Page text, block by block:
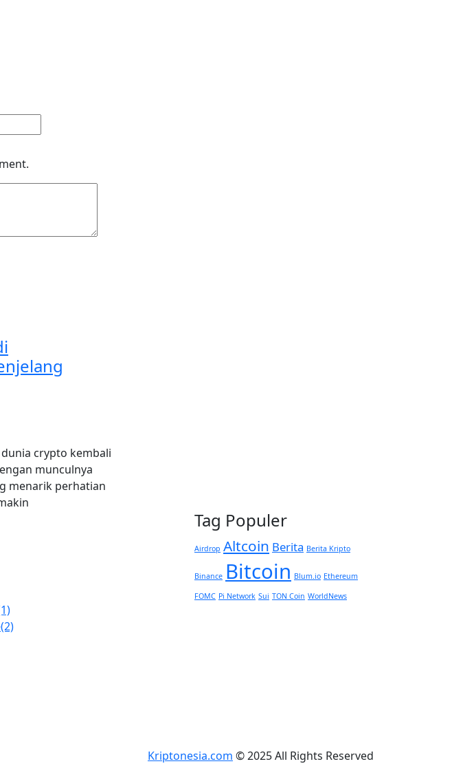
crypto kembali
munculnya
menarik perhatian
(2)
Tag Populer
Airdrop Altcoin Berita Berita Kripto
Binance Bitcoin Blum.io Ethereum
FOMC Pi Network Sui TON Coin WorldNews
Kriptonesia.com © 2025 All Rights Reserved